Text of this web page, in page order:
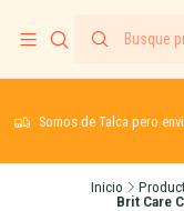
Somos de Talca pero
Inicio
Brit Care